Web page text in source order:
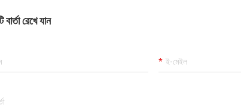
বার্তা রেখে যান